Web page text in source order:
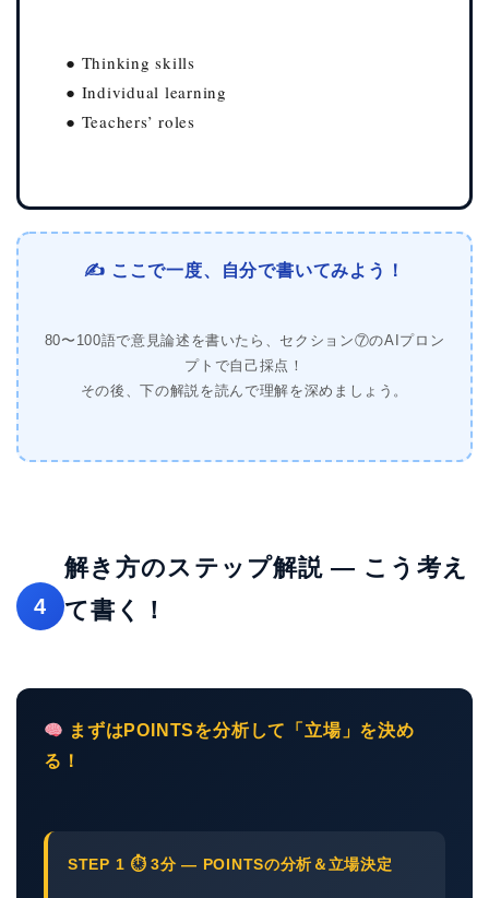
● Thinking skills
● Individual learning
● Teachers’ roles
✍️ ここで一度、自分で書いてみよう！
80〜100語で意見論述を書いたら、セクション⑦のAIプロン
プトで自己採点！
その後、下の解説を読んで理解を深めましょう。
4
解き方のステップ解説 — こう考え
て書く！
まずはPOINTSを分析して「立場」を決め
る！
STEP 1 ⏱ 3分 — POINTSの分析＆立場決定